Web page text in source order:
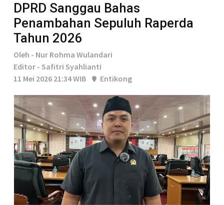
DPRD Sanggau Bahas
Penambahan Sepuluh Raperda
Tahun 2026
Oleh - Nur Rohma Wulandari
Editor - Safitri Syahlianti
11 Mei 2026 21:34 WIB
Entikong